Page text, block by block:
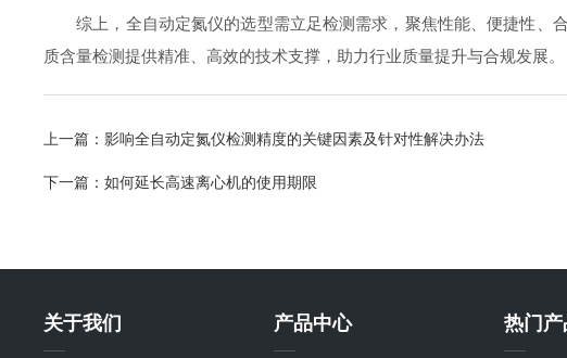
综上，全自动定氮仪的选型需立足检测需求，聚焦性能、便捷性、
质含量检测提供精准、高效的技术支撑，助力行业质量提升与合规发展。
上一篇： 影响全自动定氮仪检测精度的关键因素及针对性解决办法
下一篇： 如何延长高速离心机的使用期限
关于我们 产品中心 热门产